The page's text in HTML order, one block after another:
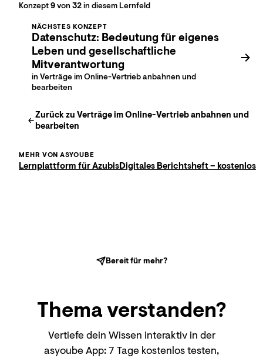
Konzept9von 32in diesem Lernfeld
NÄCHSTES KONZEPT
Datenschutz: Bedeutung für eigenes
Leben und gesellschaftliche
Mitverantwortung
in Verträge im Online-Vertrieb anbahnen und
bearbeiten
Zurück zuVerträge im Online-Vertrieb anbahnen und
bearbeiten
MEHR VON ASYOUBE
Lernplattform für AzubisDigitales Berichtsheft – kostenlos
Bereit für mehr?
Themaverstanden?
Vertiefe dein Wissen interaktiv in der
asyoube App: 7 Tage kostenlos testen,